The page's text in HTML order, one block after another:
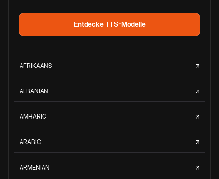
Entdecke TTS-Modelle
AFRIKAANS
ALBANIAN
AMHARIC
ARABIC
ARMENIAN